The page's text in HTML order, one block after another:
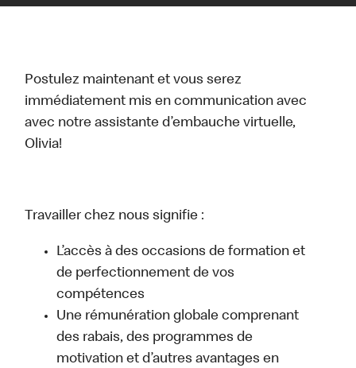
Postulez maintenant et vous serez
immédiatement mis en communication avec
avec notre assistante d’embauche virtuelle,
Olivia!
Travailler chez nous signifie :
L’accès à des occasions de formation et
de perfectionnement de vos
compétences
Une rémunération globale comprenant
des rabais, des programmes de
motivation et d’autres avantages en